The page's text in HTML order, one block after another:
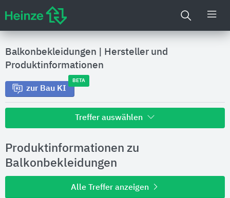
Balkonbekleidungen
Hersteller und
Produktinformationen
zur Bau KI
BETA
Treffer auswählen
Hersteller
Produktinformationen
Produktinformationen zu
Balkonbekleidungen
Alle Treffer anzeigen